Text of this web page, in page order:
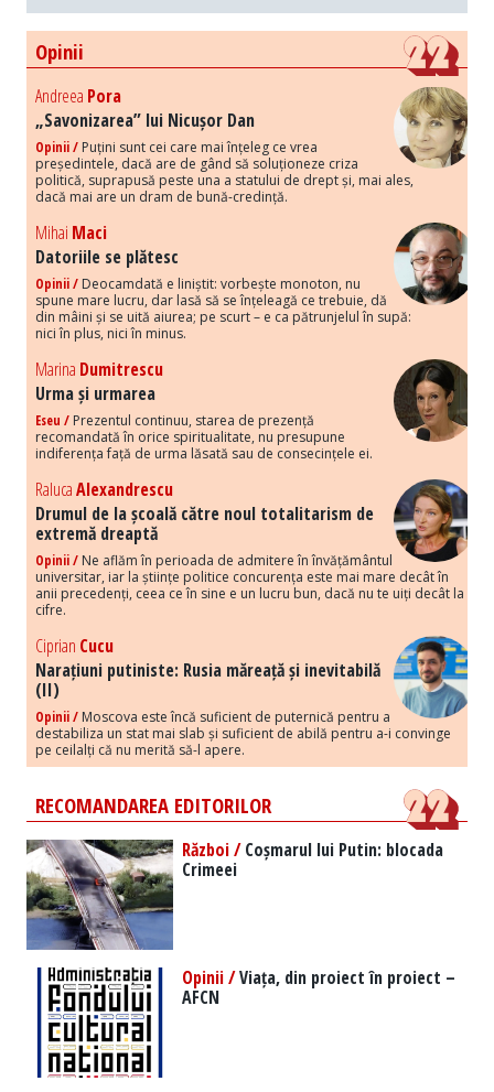
Opinii
Andreea Pora
„Savonizarea” lui Nicușor Dan
Opinii / Puțini sunt cei care mai înțeleg ce vrea
președintele, dacă are de gând să soluționeze criza
politică, suprapusă peste una a statului de drept și, mai ales,
dacă mai are un dram de bună-credință.
Mihai Maci
Datoriile se plătesc
Opinii / Deocamdată e liniștit: vorbește monoton, nu
spune mare lucru, dar lasă să se înțeleagă ce trebuie, dă
din mâini și se uită aiurea; pe scurt – e ca pătrunjelul în supă:
nici în plus, nici în minus.
Marina Dumitrescu
Urma și urmarea
Eseu / Prezentul continuu, starea de prezență
recomandată în orice spiritualitate, nu presupune
indiferența față de urma lăsată sau de consecințele ei.
RalucaAlexandrescu
Drumul de la școală către noul totalitarism de
extremă dreaptă
Opinii / Ne aflăm în perioada de admitere în învățământul
universitar, iar la științe politice concurența este mai mare decât în
anii precedenți, ceea ce în sine e un lucru bun, dacă nu te uiți decât la
cifre.
Ciprian Cucu
Narațiuni putiniste: Rusia măreață și inevitabilă
(II)
Opinii / Moscova este încă suficient de puternică pentru a
destabiliza un stat mai slab și suficient de abilă pentru a-i convinge
pe ceilalți că nu merită să-l apere.
RECOMANDAREA EDITORILOR
Război /Coșmarul lui Putin: blocada
Crimeei
Opinii /Viața, din proiect în proiect –
AFCN